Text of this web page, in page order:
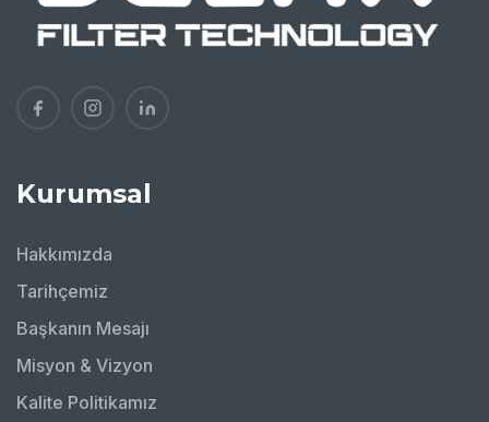
Kurumsal
Hakkımızda
Tarihçemiz
Başkanın Mesajı
Misyon & Vizyon
Kalite Politikamız